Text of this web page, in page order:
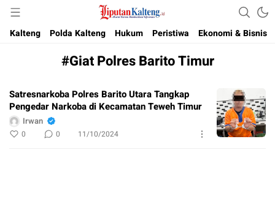
Liputan Kalteng
Akurat, Terpercaya & Independent
Kalteng
Polda Kalteng Hukum Peristiwa Ekonomi & Bisnis
#Giat Polres Barito Timur
Satresnarkoba Polres Barito Utara Tangkap
Pengedar Narkoba di Kecamatan Teweh Timur
Irwan
0 0 11/10/2024